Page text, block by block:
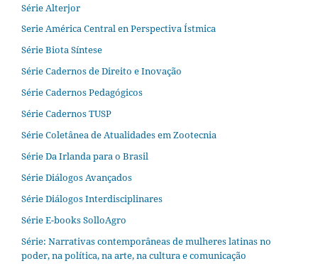
Série Alterjor
Serie América Central en Perspectiva Ístmica
Série Biota Síntese
Série Cadernos de Direito e Inovação
Série Cadernos Pedagógicos
Série Cadernos TUSP
Série Coletânea de Atualidades em Zootecnia
Série Da Irlanda para o Brasil
Série Diálogos Avançados
Série Diálogos Interdisciplinares
Série E-books SolloAgro
Série: Narrativas contemporâneas de mulheres latinas no
poder, na política, na arte, na cultura e comunicação